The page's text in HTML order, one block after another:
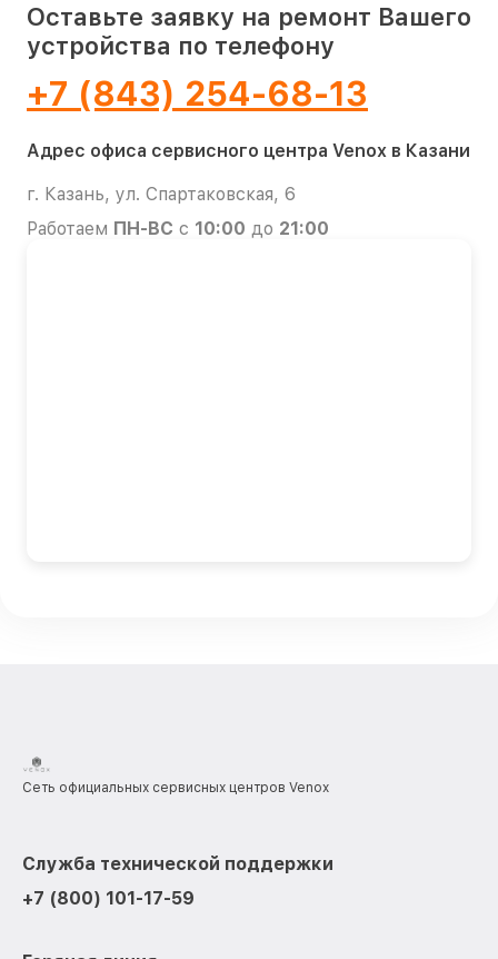
Оставьте заявку на ремонт Вашего
устройства по телефону
+7 (843) 254-68-13
Адрес офиса сервисного центра Venox в Казани
г. Казань, ул. Спартаковская, 6
Работаем ПН-ВС с 10:00 до 21:00
Сеть официальных сервисных центров Venox
Служба технической поддержки
+7 (800) 101-17-59